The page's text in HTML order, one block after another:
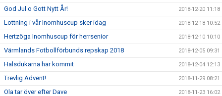
God Jul o Gott Nytt År! 2018-12-20 11:18
Lottning i vår Inomhuscup sker idag 2018-12-18 10:52
Hertzöga Inomhuscup för herrsenior 2018-12-10 10:10
Värmlands Fotbollförbunds repskap 2018 2018-12-05 09:31
Halsdukarna har kommit 2018-12-04 12:13
Trevlig Advent! 2018-11-29 08:21
Ola tar över efter Dave 2018-11-23 16:02